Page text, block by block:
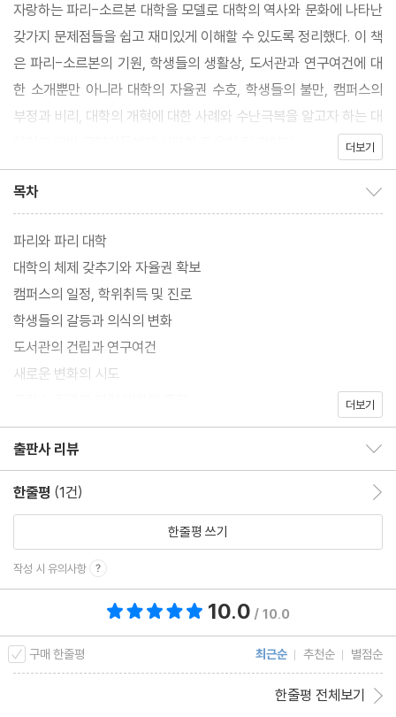
자랑하는 파리-소르본 대학을 모델로 대학의 역사와 문화에 나타난
갖가지 문제점들을 쉽고 재미있게 이해할 수 있도록 정리했다. 이 책
은 파리-소르본의 기원, 학생들의 생활상, 도서관과 연구여건에 대
한 소개뿐만 아니라 대학의 자율권 수호, 학생들의 불만, 캠퍼스의
부정과 비리, 대학의 개혁에 대한 사례와 수난극복을 알고자 하는 대
더보기
목차
파리와 파리 대학
대학의 체제 갖추기와 자율권 확보
캠퍼스의 일정, 학위취득 및 진로
학생들의 갈등과 의식의 변화
도서관의 건립과 연구여건
새로운 변화의 시도
더보기
출판사 리뷰
한줄평 (1건)
한줄평 쓰기
작성 시 유의사항
10.0 / 10.0
구매 한줄평 최근순 추천순 별점순
한줄평 전체보기